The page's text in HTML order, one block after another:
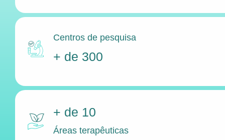
Centros de pesquisa
+ de 300
+ de 10
Áreas terapêuticas